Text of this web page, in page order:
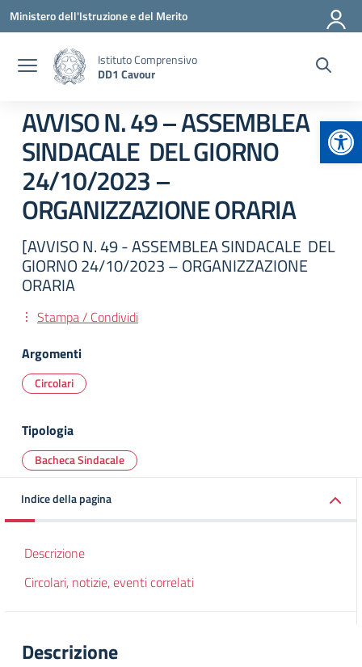
Vai ai contenuti
Vai al menu di navigazione
Vai al footer
Ministero dell'Istruzione e del Merito
Istituto Comprensivo
DD1 Cavour
AVVISO N. 49 – ASSEMBLEA
SINDACALE DEL GIORNO
24/10/2023 –
ORGANIZZAZIONE ORARIA
[AVVISO N. 49 - ASSEMBLEA SINDACALE DEL
GIORNO 24/10/2023 – ORGANIZZAZIONE
ORARIA
Stampa / Condividi
Argomenti
Circolari
Tipologia
Bacheca Sindacale
Indice della pagina
Descrizione
Circolari, notizie, eventi correlati
Descrizione